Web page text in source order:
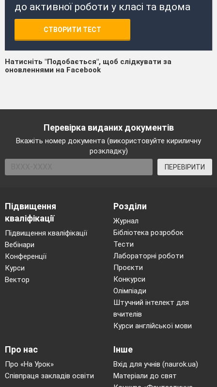
до активної роботи у класі та вдома
СТВОРИТИ ТЕСТ
Натисніть "Подобається", щоб слідкувати за
оновленнями на Facebook
Перевірка виданих документів
Вкажіть номер документа (використовуйте кириличну
розкладку)
ПЕРЕВІРИТИ
Підвищення
кваліфікації
Підвищення кваліфікації
Вебінари
Конференції
Курси
Вектор
Розділи
Журнал
Бібліотека розробок
Тести
Лабораторні роботи
Проєкти
Конкурси
Олімпіади
Штучний інтелект для
вчителів
Курси англійської мови
Про нас
Про «На Урок»
Співпраця закладів освіти
Інше
Вхід для учнів (naurok.ua)
Матеріали до свят